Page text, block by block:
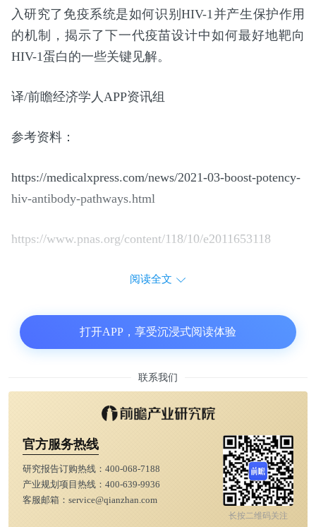
入研究了免疫系统是如何识别HIV-1并产生保护作用
的机制，揭示了下一代疫苗设计中如何最好地靶向
HIV-1蛋白的一些关键见解。
译/前瞻经济学人APP资讯组
参考资料：
https://medicalxpress.com/news/2021-03-boost-potency-
hiv-antibody-pathways.html
https://www.pnas.org/content/118/10/e2011653118
阅读全文
打开APP，享受沉浸式阅读体验
联系我们
官方服务热线
研究报告订购热线： 400-068-7188
产业规划项目热线： 400-639-9936
客服邮箱： service@qianzhan.com
长按二维码关注